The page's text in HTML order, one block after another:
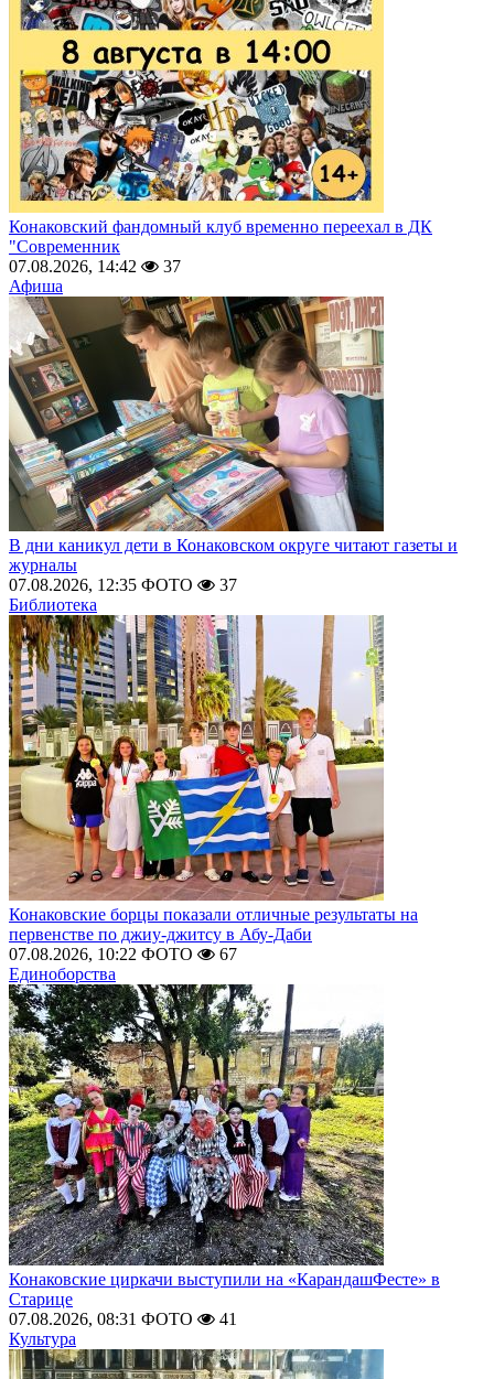
Конаковский фандомный клуб временно переехал в ДК
"Современник
07.08.2026, 14:42
37
Афиша
В дни каникул дети в Конаковском округе читают газеты и
журналы
07.08.2026, 12:35 ФОТО
37
Библиотека
Конаковские борцы показали отличные результаты на
первенстве по джиу-джитсу в Абу-Даби
07.08.2026, 10:22 ФОТО
67
Единоборства
Конаковские циркачи выступили на «КарандашФесте» в
Старице
07.08.2026, 08:31 ФОТО
41
Культура